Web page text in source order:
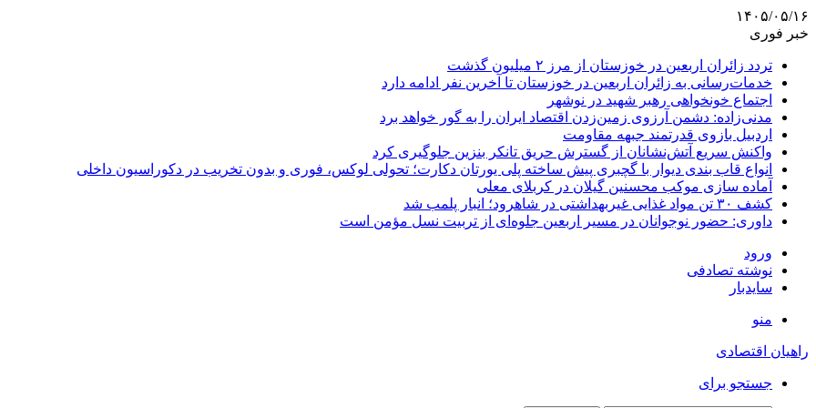
۱۴۰۵/۰۵/۱۶
خبر فوری
تردد زائران اربعین در خوزستان از مرز ۲ میلیون گذشت
خدمات‌رسانی به زائران اربعین در خوزستان تا آخرین نفر ادامه دارد
اجتماع خونخواهی رهبر شهید در نوشهر
مدنی‌زاده: دشمن آرزوی زمین‌زدن اقتصاد ایران را به گور خواهد برد
اردبیل بازوی قدرتمند جبهه مقاومت
واکنش سریع آتش‌نشانان از گسترش حریق تانکر بنزین جلوگیری کرد
انواع قاب بندی دیوار با گچبری پیش ساخته پلی یورتان دکارت؛ تحولی لوکس، فوری و بدون تخریب در دکوراسیون داخلی
آماده سازی موکب محسنین گیلان در کربلای معلی
کشف ۳۰ تن مواد غذایی غیربهداشتی در شاهرود؛ انبار پلمب شد
داوری: حضور نوجوانان در مسیر اربعین جلوه‌ای از تربیت نسل مؤمن است
ورود
نوشته تصادفی
سایدبار
منو
راهیان اقتصادی
جستجو برای